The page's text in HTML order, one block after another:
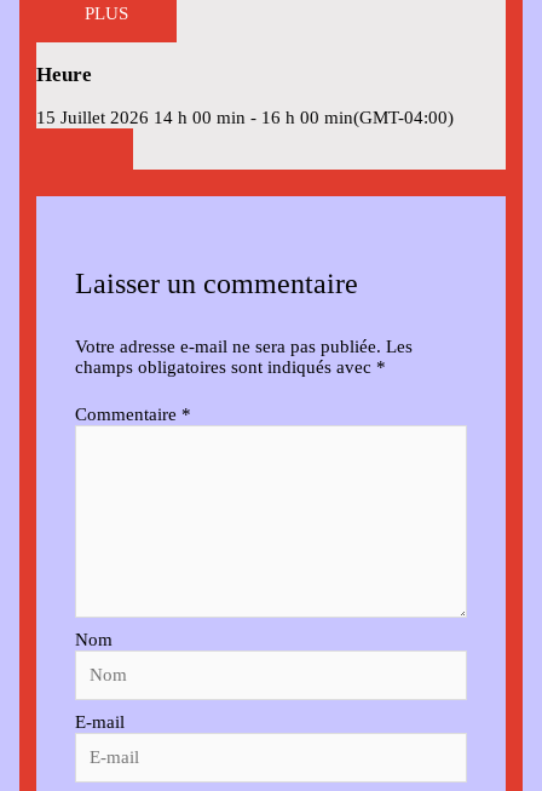
PLUS
Heure
15 Juillet 2026 14 h 00 min - 16 h 00 min(GMT-04:00)
Laisser un commentaire
Votre adresse e-mail ne sera pas publiée. Les
champs obligatoires sont indiqués avec *
Commentaire *
Nom
E-mail